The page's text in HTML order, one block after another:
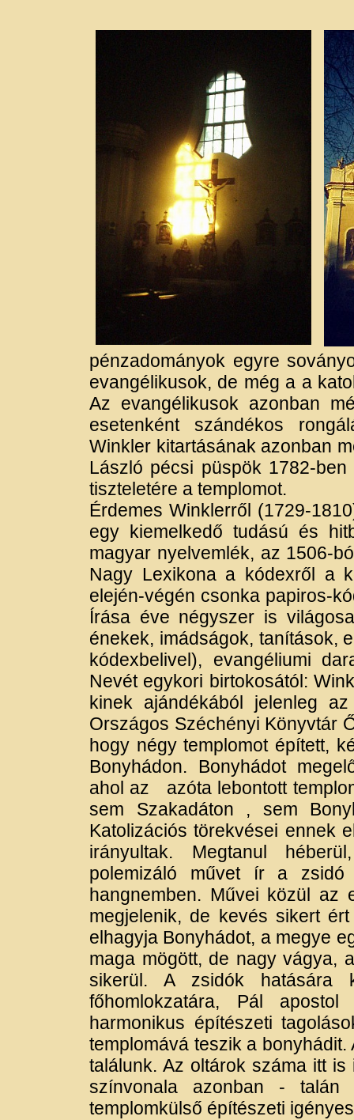
pénzadományok egyre
evangélikusok, de még a a
Az evangélikusok azonban
esetenként szándékos
Winkler kitartásának azonban
László pécsi püspök 1782-
tiszteletére a templomot.
Érdemes Winklerről (1729-
egy kiemelkedő tudású és
magyar nyelvemlék, az 1506-
Nagy Lexikona a kódexről a
elején-végén csonka papiros-
Írása éve négyszer is
énekek, imádságok, tanítások,
kódexbelivel), evangéliumi
Nevét egykori birtokosától:
kinek ajándékából jelenleg
Országos Széchényi Könyvtár
hogy négy templomot épített,
Bonyhádon. Bonyhádot
ahol az azóta lebontott
sem Szakadáton , sem
Katolizációs törekvései ennek
irányultak. Megtanul
polemizáló művet ír a zsidó
hangnemben. Művei közül az
megjelenik, de kevés sikert
elhagyja Bonyhádot, a megye
maga mögött, de nagy vágya,
sikerül. A zsidók hatására
főhomlokzatára, Pál
harmonikus építészeti
templomává teszik a
találunk. Az oltárok száma itt
színvonala azonban -
templomkülső építészeti